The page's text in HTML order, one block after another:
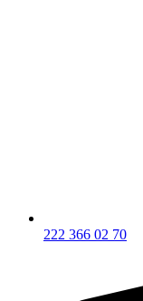
222 366 02 70